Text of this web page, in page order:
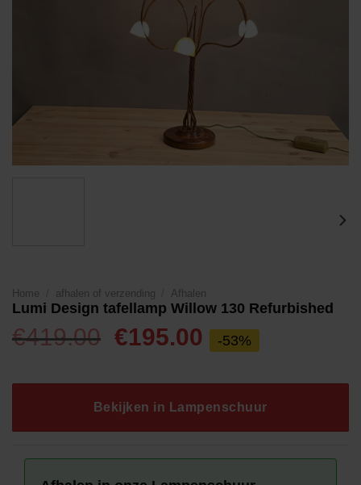
Home afhalen of verzending Afhalen
Lumi Design tafellamp Willow 130 Refurbished
€419.00 Oorspronkelijke
was:
€419.00.
€195.00 Huidige
prijs
is:
€195.00.
-53%
Bekijken in Lampenschuur